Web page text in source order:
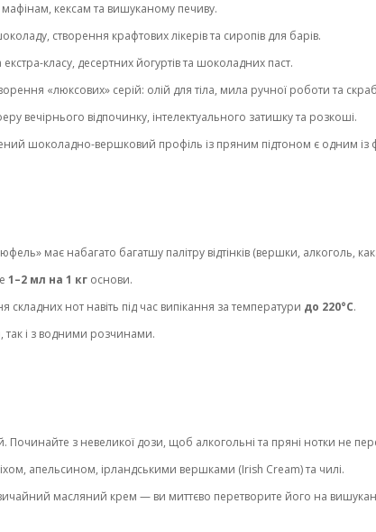
кексам та вишуканому печиву.
створення крафтових лікерів та сиропів для барів.
класу, десертних йогуртів та шоколадних паст.
«люксових» серій: олій для тіла, мила ручної роботи та
вечірнього відпочинку, інтелектуального затишку та розкоші.
шоколадно-вершковий профіль із пряним підтоном є одним із
має набагато багатшу палітру відтінків (вершки, алкоголь,
1–2 мл на 1 кг основи.
нот навіть під час випікання за температури до 220°C.
і з водними розчинами.
з невеликої дози, щоб алкогольні та пряні нотки не
апельсином, ірландськими вершками (Irish Cream) та чилі.
масляний крем — ви миттєво перетворите його на